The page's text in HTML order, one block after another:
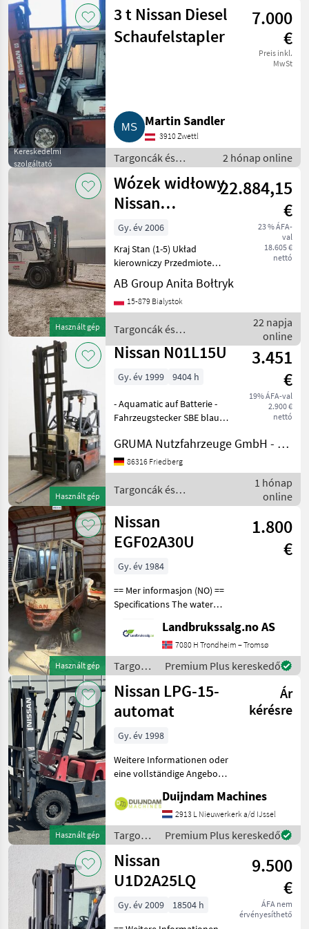
Targonca
Kereskedelmi
szolgáltató
3 t Nissan Diesel
Schaufelstapler
7.000
€
Preis inkl.
MwSt
Martin Sandler
3910 Zwettl
Targoncák és
raktártechnika /
Targonca
2 hónap online
Használt gép
Wózek widłowy
Nissan
Jf05H60Pu
22.884,15
€
23 % ÁFA-
val
18.605 €
nettó
Gy. év 2006
Kraj Stan (1-5) Układ
kierowniczy Przedmiotem
ogłoszenia jest używany
wózek widłowy z napędem
LPG JF05H60PU. Stan
AB Group Anita Bołtryk
15-879 Bialystok
Targoncák és
raktártechnika / Nissan
22 napja
online
Használt gép
Nissan N01L15U
3.451
€
19% ÁFA-val
2.900 €
nettó
Gy. év 1999 9404 h
- Aquamatic auf Batterie -
Fahrzeugstecker SBE blau -
Fahrzeug:
Einfachzusatzhydraulik -
Mast:
Einfachzusatzhydraulik -
GRUMA Nutzfahrzeuge GmbH - Staplertechnik
86316 Friedberg
Targoncák és
raktártechnika / Nissan
1 hónap
online
Használt gép
Nissan
EGF02A30U
1.800
€
Gy. év 1984
== Mer informasjon (NO) ==
Specifications The water
approx. 35, 000 Repair
object Max height: 370 cm
Max lifting capacity: 2700 kg
Ready for
Landbrukssalg.no AS
7080 H Trondheim – Tromsø
Targoncák
és
raktártechnika
/ Nissan
Premium Plus kereskedő
Használt gép
Nissan LPG-15-
automat
Ár
kérésre
Gy. év 1998
Weitere Informationen oder
eine vollständige Angebot?
schnell an auf unsere
Duijndam Machines
Website! Sie können uns
auch anrufen.Alle zu
Duijndam Machines
2913 L Nieuwerkerk a/d IJssel
Targoncák
és
raktártechnika
/ Nissan
Premium Plus kereskedő
Nissan
U1D2A25LQ
9.500
€
ÁFA nem
érvényesíthető
Gy. év 2009
18504 h